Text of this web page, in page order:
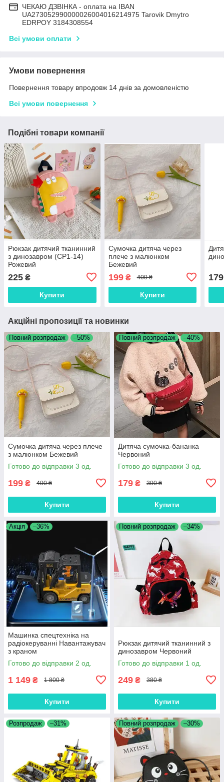
ЧЕКАЮ ДЗВІНКА - оплата на IBAN
UA273052990000026004016214975 Tarovik Dmytro
EDRPOY 3184308554
Всі умови оплати
Умови повернення
Повернення товару впродовж 14 днів за домовленістю
Всі умови повернення
Подібні товари компанії
Рюкзак дитячий тканинний
з динозавром (СР1-14)
Рожевий
225 ₴
Купити
Сумочка дитяча через
плече з малюнком
Бежевий
199₴ 400 ₴
Купити
179
Акційні пропозиції та новинки
Повний розпродаж –50%
Сумочка дитяча через плече
з малюнком Бежевий
Готово до відправки 3 од.
199 ₴ 400 ₴
Купити
Повний розпродаж –40%
Дитяча сумочка-бананка
Червоний
Готово до відправки 3 од.
179 ₴ 300 ₴
Купити
Акція –36%
Машинка спецтехніка на
радіокеруванні Навантажувач
з краном
Готово до відправки 2 од.
1 149 ₴ 1 800 ₴
Купити
Повний розпродаж –34%
Рюкзак дитячий тканинний з
динозавром Червоний
Готово до відправки 1 од.
249 ₴ 380 ₴
Купити
Розпродаж –31% Повний розпродаж –30%